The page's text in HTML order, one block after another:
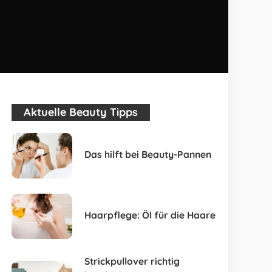
Aktuelle Beauty Tipps
Das hilft bei Beauty-Pannen
Haarpflege: Öl für die Haare
Strickpullover richtig